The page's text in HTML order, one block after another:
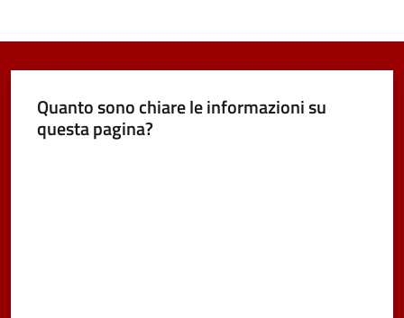
Quanto sono chiare le informazioni su
questa pagina?